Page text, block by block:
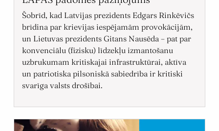
Šobrīd, kad Latvijas prezidents Edgars Rinkēvičs
brīdina par krievijas iespējamām provokācijām,
un Lietuvas prezidents Gitans Nausēda – pat par
konvenciālu (fizisku) līdzekļu izmantošanu
uzbrukumam kritiskajai infrastruktūrai, aktīva
un patriotiska pilsoniskā sabiedrība ir kritiski
svarīga valsts drošībai.